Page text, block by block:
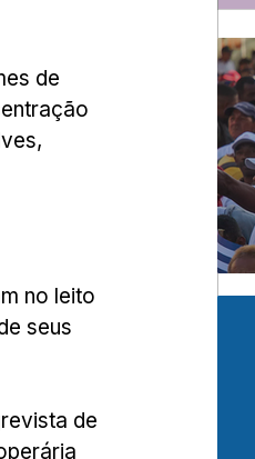
de
no leito
seus
de